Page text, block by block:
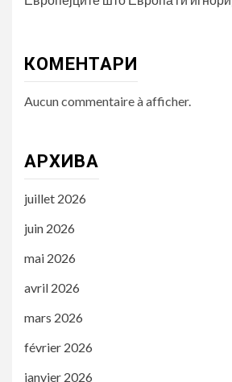
КОМЕНТАРИ
Aucun commentaire à afficher.
АРХИВА
juillet 2026
juin 2026
mai 2026
avril 2026
mars 2026
février 2026
janvier 2026